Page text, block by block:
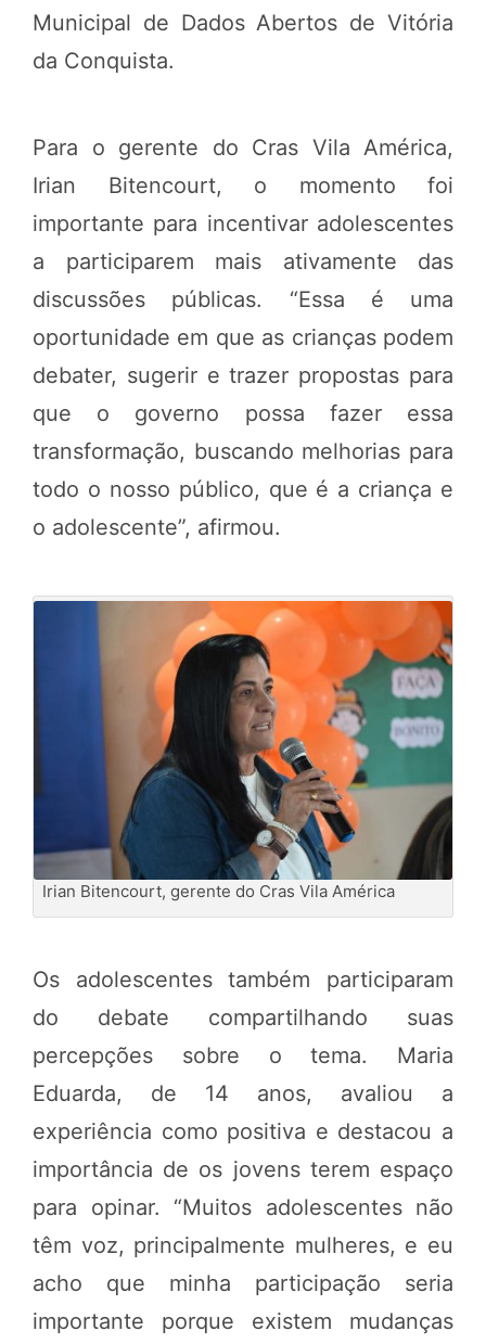
Municipal de Dados Abertos de Vitória
da Conquista.
Para o gerente do Cras Vila América,
Irian Bitencourt, o momento foi
importante para incentivar adolescentes
a participarem mais ativamente das
discussões públicas. “Essa é uma
oportunidade em que as crianças podem
debater, sugerir e trazer propostas para
que o governo possa fazer essa
transformação, buscando melhorias para
todo o nosso público, que é a criança e
o adolescente”, afirmou.
Irian Bitencourt, gerente do Cras Vila América
Os adolescentes também participaram
do debate compartilhando suas
percepções sobre o tema. Maria
Eduarda, de 14 anos, avaliou a
experiência como positiva e destacou a
importância de os jovens terem espaço
para opinar. “Muitos adolescentes não
têm voz, principalmente mulheres, e eu
acho que minha participação seria
importante porque existem mudanças